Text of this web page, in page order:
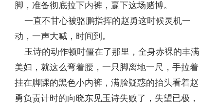
脚，准备彻底拉下内裤，赢下这场赌博。
一直不甘心被骆鹏指挥的赵勇这时候灵机一
动，一声大喊，时间到。
玉诗的动作顿时僵在了那里，全身赤裸的丰满
美妇，就这么弯着腰，一只脚离地一尺，手拉着
挂在脚踝的黑色小内裤，满脸疑惑的抬头看着赵
勇负责计时的向晓东见玉诗失败了，失望已极，